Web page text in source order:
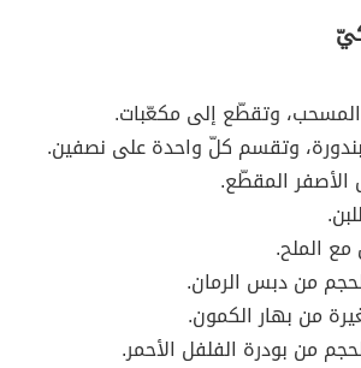
المسحب، وتقطّع إلى مكعّبات.
وتقسم كلّ واحدة على نصفين.
الأصفر المقطّع.
الملح.
من دبس الرمان.
من بهار الكمون.
من بودرة الفلفل الأحمر.